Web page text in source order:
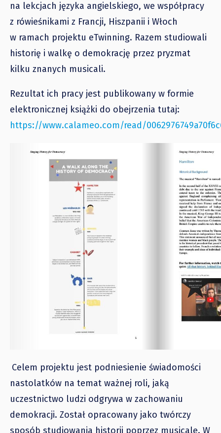
na lekcjach języka angielskiego, we współpracy
z rówieśnikami z Francji, Hiszpanii i Włoch
w ramach projektu eTwinning. Razem studiowali
historię i walkę o demokrację przez pryzmat
kilku znanych musicali.
Rezultat ich pracy jest publikowany w formie
elektronicznej książki do obejrzenia tutaj:
https://www.calameo.com/read/
Celem projektu jest podniesienie świadomości
nastolatków na temat ważnej roli, jaką
uczestnictwo ludzi odgrywa w zachowaniu
demokracji. Został opracowany jako twórczy
sposób studiowania historii poprzez musicale. W